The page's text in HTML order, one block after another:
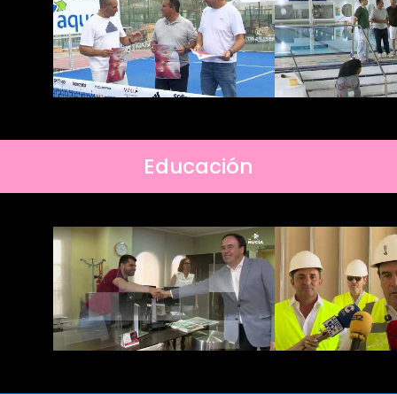
Educación